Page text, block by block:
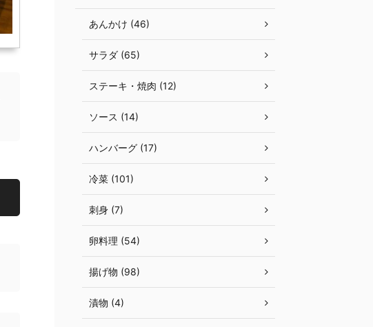
あんかけ (46)
サラダ (65)
ステーキ・焼肉 (12)
ソース (14)
ハンバーグ (17)
冷菜 (101)
刺身 (7)
卵料理 (54)
揚げ物 (98)
漬物 (4)